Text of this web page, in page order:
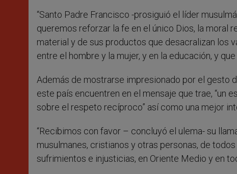
“Santo Padre Francisco -prosiguió el líder
queremos reforzar la fe en el único Dios, la moral
material y de sus productos que desacralizan los
entre el hombre y la mujer, y en la educación, y
Además de mostrarse impresionado por el gesto
este país encuentren en el mensaje que trae, “un
sobre el respeto recíproco” así como una mejor
“Recibimos con favor – concluyó el ulema- su
musulmanes, cristianos y otras personas, de
sufrimientos e injusticias, en Oriente Medio y en